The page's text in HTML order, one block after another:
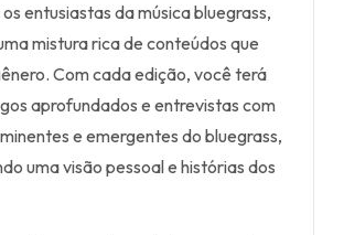
entusiastas da música bluegrass,
mistura rica de conteúdos que
Com cada edição, você terá
aprofundados e entrevistas com
e emergentes do bluegrass,
uma visão pessoal e histórias dos